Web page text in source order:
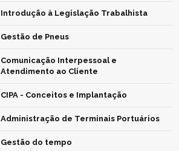
Introdução à Legislação Trabalhista
Gestão de Pneus
Comunicação Interpessoal e
Atendimento ao Cliente
CIPA - Conceitos e Implantação
Administração de Terminais Portuários
Gestão do tempo